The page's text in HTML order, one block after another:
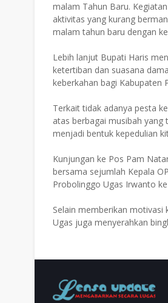
malam Tahun Baru.
aktivitas yang kurang
malam tahun baru dengan
Lebih lanjut Bupati Haris
ketertiban dan suasana
keberkahan bagi Kabupaten
Terkait tidak adanya pesta
atas berbagai musibah yang
menjadi bentuk kepedulian
Kunjungan ke Pos Pam
bersama sejumlah Kepala
Probolinggo Ugas Irwanto
Selain memberikan motivasi
Ugas juga menyerahkan